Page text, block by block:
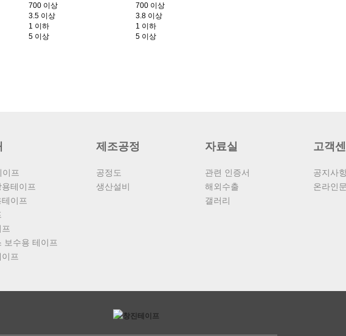
700 이상
700 이상
3.5 이상
3.8 이상
1 이하
1 이하
5 이상
5 이상
프
테이프
이프
보수용 테이프
프
제조공정
공정도
생산설비
자료실
관련 인증서
해외수출
갤러리
고객
공지사
온라인